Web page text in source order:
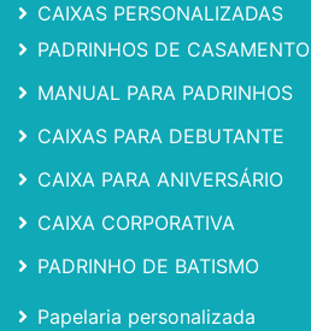
CAIXAS PERSONALIZADAS
PADRINHOS DE CASAMENTO
MANUAL PARA PADRINHOS
CAIXAS PARA DEBUTANTE
CAIXA PARA ANIVERSÁRIO
CAIXA CORPORATIVA
PADRINHO DE BATISMO
Papelaria personalizada